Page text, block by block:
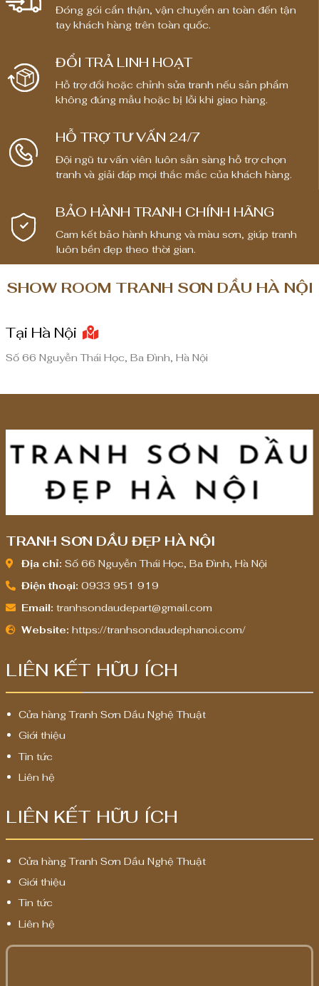
n
g
:
1
,
8
0
,
0
0
0
0
₫
Đóng gói cẩn thận, vận chuyển an toàn đến tận
tay khách hàng trên toàn quốc.
ĐỔI TRẢ LINH HOẠT
Hỗ trợ đổi hoặc chỉnh sửa tranh nếu sản phẩm
không đúng mẫu hoặc bị lỗi khi giao hàng.
HỖ TRỢ TƯ VẤN 24/7
Đội ngũ tư vấn viên luôn sẵn sàng hỗ trợ chọn
tranh và giải đáp mọi thắc mắc của khách hàng.
BẢO HÀNH TRANH CHÍNH HÃNG
Cam kết bảo hành khung và màu sơn, giúp tranh
luôn bền đẹp theo thời gian.
SHOW ROOM TRANH SƠN DẦU HÀ NỘI
Tại Hà Nội
Số 66 Nguyễn Thái Học, Ba Đình, Hà Nội
TRANH SƠN DẦU ĐẸP HÀ NỘI
Địa chỉ: Số 66 Nguyễn Thái Học, Ba Đình, Hà Nội
Điện thoại: 0933 951 919
Email: tranhsondaudepart@gmail.com
Website: https://tranhsondaudephanoi.com/
LIÊN KẾT HỮU ÍCH
Cửa hàng Tranh Sơn Dầu Nghệ Thuật
Giới thiệu
Tin tức
Liên hệ
LIÊN KẾT HỮU ÍCH
Cửa hàng Tranh Sơn Dầu Nghệ Thuật
Giới thiệu
Tin tức
Liên hệ